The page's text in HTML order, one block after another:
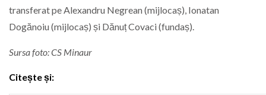
transferat pe Alexandru Negrean (mijlocaș), Ionatan
Dogănoiu (mijlocaș) și Dănuț Covaci (fundaș).
Sursa foto: CS Minaur
Citește și: